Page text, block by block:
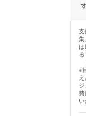
支
集
は
る
※
い